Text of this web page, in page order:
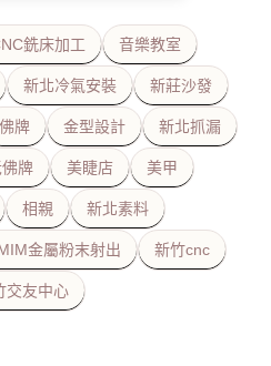
銑床加工 音樂教室
新北冷氣安裝 新莊沙發
佛牌 金型設計 新北抓漏
牌 美睫店 美甲
相親 新北素料
金屬粉末射出 新竹cnc
交友中心